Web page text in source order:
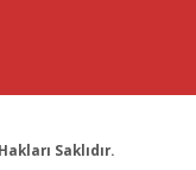
Saklıdır.